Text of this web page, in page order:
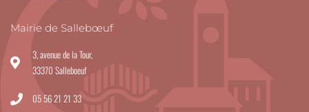
Mairie de Sallebœuf
3, avenue de la Tour,
33370 Salleboeuf
05 56 21 21 33